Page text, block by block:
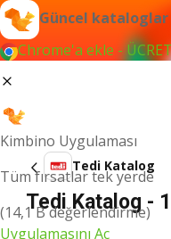
Güncel
Chrome'a ekle -
Kimbino Uygulaması
Tüm fırsatlar tek yerde
(14,1 B değerlendirme)
Uygulamasını Aç
Tedi Katalog
Tedi Katalog -